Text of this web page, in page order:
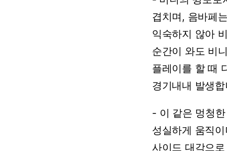
겹치며, 음바페
익숙하지 않아
순간이 와도 비
플레이를 할 때
경기내내 발생
- 이 같은 멍청한
성실하게 움직
사이드 대각으로